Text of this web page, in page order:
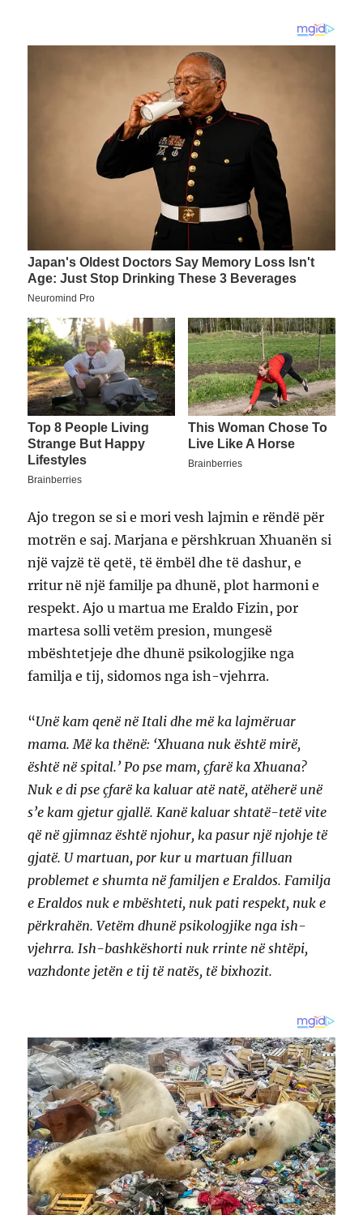
Ajo tregon se si e mori vesh lajmin e rëndë për
motrën e saj. Marjana e përshkruan Xhuanën si
një vajzë të qetë, të ëmbël dhe të dashur, e
rritur në një familje pa dhunë, plot harmoni e
respekt. Ajo u martua me Eraldo Fizin, por
martesa solli vetëm presion, mungesë
mbështetjeje dhe dhunë psikologjike nga
familja e tij, sidomos nga ish-vjehrra.
“Unë kam qenë në Itali dhe më ka lajmëruar
mama. Më ka thënë: ‘Xhuana nuk është mirë,
është në spital.’ Po pse mam, çfarë ka Xhuana?
Nuk e di pse çfarë ka kaluar atë natë, atëherë unë
s’e kam gjetur gjallë. Kanë kaluar shtatë-tetë vite
që në gjimnaz është njohur, ka pasur një njohje të
gjatë. U martuan, por kur u martuan filluan
problemet e shumta në familjen e Eraldos. Familja
e Eraldos nuk e mbështeti, nuk pati respekt, nuk e
përkrahën. Vetëm dhunë psikologjike nga ish-
vjehrra. Ish-bashkëshorti nuk rrinte në shtëpi,
vazhdonte jetën e tij të natës, të bixhozit.